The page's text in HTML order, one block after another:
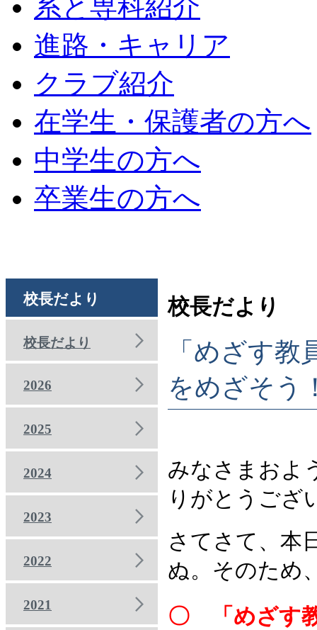
系と専科紹介
進路・キャリア
クラブ紹介
在学生・保護者の方へ
中学生の方へ
卒業生の方へ
校長だより
校長だより
2026
2025
2024
2023
2022
2021
校長だより
「めざす
をめざそう
みなさまおよ
りがとうござ
さてさて、本
ぬ。そのため
〇 「めざす